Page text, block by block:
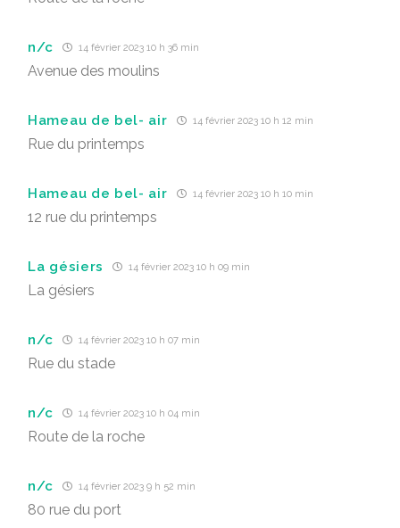
n/c 14 février 2023 10 h 36 min
Avenue des moulins
Hameau de bel- air 14 février 2023 10 h 12 min
Rue du printemps
Hameau de bel- air 14 février 2023 10 h 10 min
12 rue du printemps
La gésiers 14 février 2023 10 h 09 min
La gésiers
n/c 14 février 2023 10 h 07 min
Rue du stade
n/c 14 février 2023 10 h 04 min
Route de la roche
n/c 14 février 2023 9 h 52 min
80 rue du port